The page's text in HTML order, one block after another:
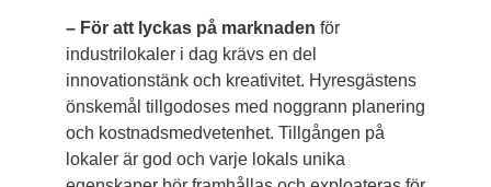
– För att lyckas på marknaden för
industrilokaler i dag krävs en del
innovationstänk och kreativitet. Hyresgästens
önskemål tillgodoses med noggrann planering
och kostnadsmedvetenhet. Tillgången på
lokaler är god och ­varje lokals unika